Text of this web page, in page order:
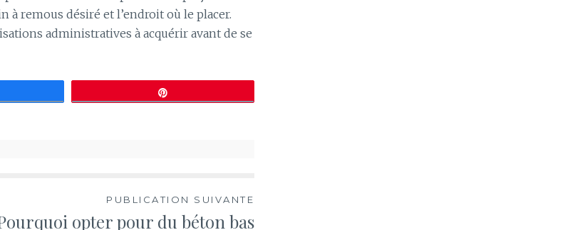
remous désiré et l’endroit où le placer.
administratives à acquérir avant de se
PUBLICATION SUIVANTE
opter pour du béton bas